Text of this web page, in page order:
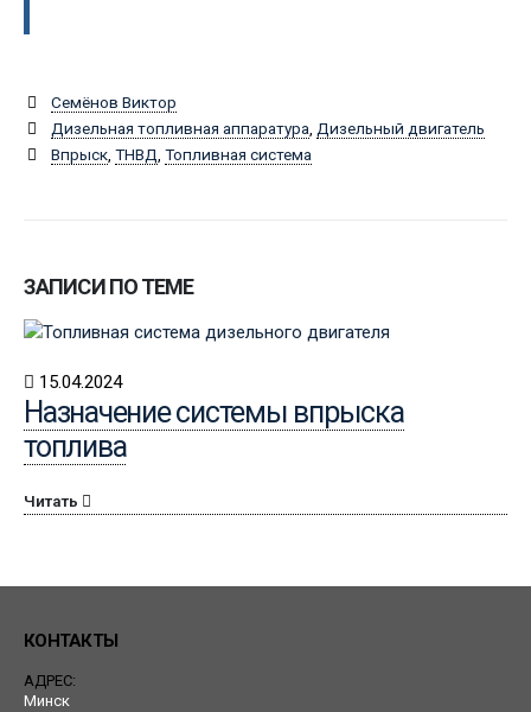
Семёнов Виктор
Дизельная топливная аппаратура Дизельный двигатель
Впрыск, ТНВД Топливная система
ЗАПИСИ ПО ТЕМЕ
15.04.2024
Назначение системы впрыска
топлива
Читать
КОНТАКТЫ
АДРЕС:
Минск